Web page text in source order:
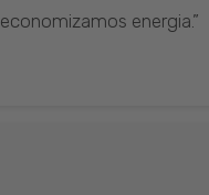
economizamos energia.”